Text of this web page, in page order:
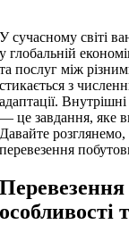
У сучасному світі
у глобальній
та послуг між
стикається з
адаптації.
— це завдання, яке
Давайте
перевезення
Перевезення
особливості